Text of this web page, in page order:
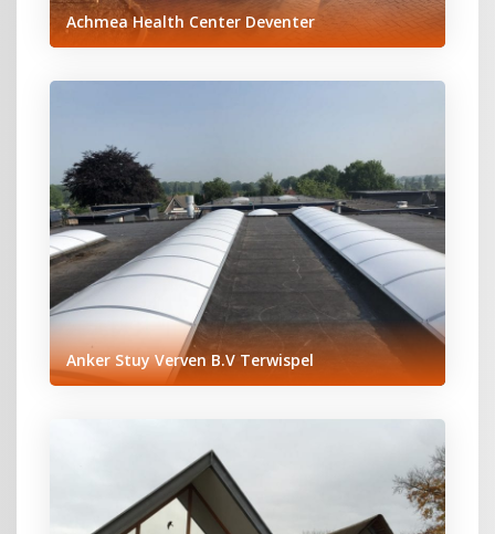
Achmea Health Center Deventer
Anker Stuy Verven B.V Terwispel